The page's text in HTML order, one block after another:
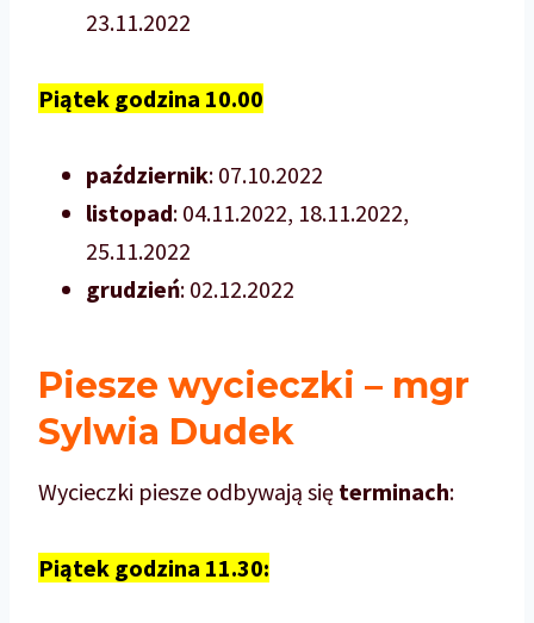
23.11.2022
Piątek godzina 10.00
październik: 07.10.2022
listopad: 04.11.2022, 18.11.2022,
25.11.2022
grudzień: 02.12.2022
Piesze wycieczki – mgr
Sylwia Dudek
Wycieczki piesze odbywają się terminach:
Piątek godzina 11.30: